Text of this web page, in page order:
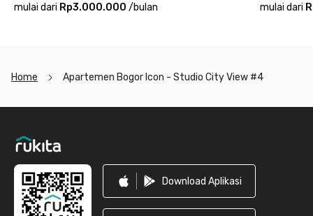
mulai dari Rp3.000.000 /bulan mulai dari
Home Apartemen Bogor Icon - Studio City View #4
Download Aplikasi